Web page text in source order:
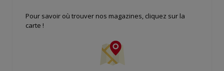
Pour savoir où trouver nos magazines, cliquez sur la
carte !